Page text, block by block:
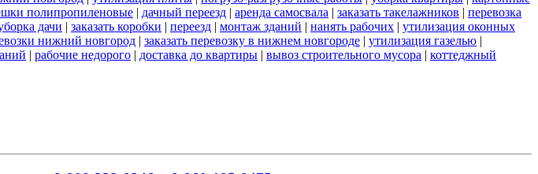
полипропиленовые | дачный переезд | аренда самосвала | заказать такелажников | перевозка
дачи | заказать коробки | переезд | монтаж зданий | нанять рабочих | утилизация оконных
нижний новгород | заказать перевозку в нижнем новгороде | утилизация газелью |
| рабочие недорого | доставка до квартиры | вывоз строительного мусора | коттеджный